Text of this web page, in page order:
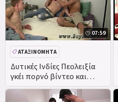
07:59
Δυτικές Ινδίες Πεολειξία
γκέι πορνό βίντεο και
ιαπωνικά αρσενικό σε
αρσενικό σεξ βίντεο
ΑΤΑΞΙΝΌΜΗΤΑ